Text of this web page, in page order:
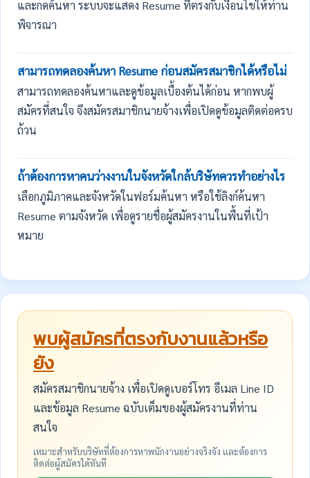
และกดค้นหา ระบบจะแสดง Resume ที่ตรงกับเงื่อนไขให้ท่าน
พิจารณา
สามารถทดลองค้นหา Resume ก่อนสมัครสมาชิกได้หรือไม่
สามารถทดลองค้นหาและดูข้อมูลเบื้องต้นได้ก่อน หากพบผู้
สมัครที่สนใจ จึงสมัครสมาชิกนายจ้างเพื่อเปิดดูข้อมูลติดต่อครบ
ถ้วน
ถ้าต้องการหาคนว่างงานในจังหวัดใกล้บริษัทควรทำอย่างไร
เลือกภูมิภาคและจังหวัดในฟอร์มค้นหา หรือใช้ลิงก์ค้นหา
Resume ตามจังหวัด เพื่อดูรายชื่อผู้สมัครงานในพื้นที่เป้า
หมาย
พบผู้สมัครที่ตรงกับงานแล้วหรือ
ยัง
สมัครสมาชิกนายจ้าง เพื่อเปิดดูเบอร์โทร อีเมล Line ID
และข้อมูล Resume ฉบับเต็มของผู้สมัครงานที่ท่าน
สนใจ
เหมาะสำหรับบริษัทที่ต้องการหาพนักงานอย่างจริงจัง และต้องการ
ติดต่อผู้สมัครได้ทันที